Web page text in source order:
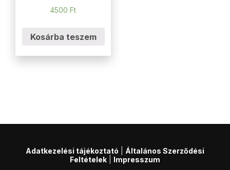
4500 Ft
Kosárba teszem
Adatkezelési tájékoztató
Általános Szerződési
Feltételek
Impresszum